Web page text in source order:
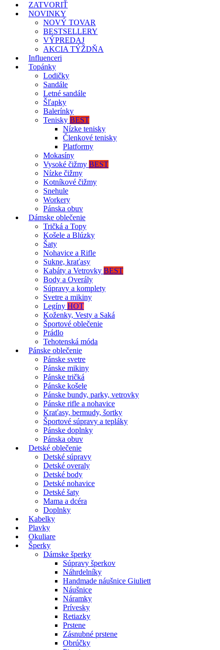
ZATVORIŤ
NOVINKY
NOVÝ TOVAR
BESTSELLERY
VÝPREDAJ
AKCIA TÝŽDŇA
Influenceri
Topánky
Lodičky
Sandále
Letné sandále
Šľapky
Balerínky
Tenisky BEST
Nízke tenisky
Členkové tenisky
Platformy
Mokasíny
Vysoké čižmy BEST
Nízke čižmy
Kotníkové čižmy
Snehule
Workery
Pánska obuv
Dámske oblečenie
Tričká a Topy
Košele a Blúzky
Šaty
Nohavice a Rifle
Sukne, kraťasy
Kabáty a Vetrovky BEST
Body a Overály
Súpravy a komplety
Svetre a mikiny
Legíny HOT
Koženky, Vesty a Saká
Športové oblečenie
Prádlo
Tehotenská móda
Pánske oblečenie
Pánske svetre
Pánske mikiny
Pánske tričká
Pánske košele
Pánske bundy, parky, vetrovky
Pánske rifle a nohavice
Kraťasy, bermudy, šortky
Športové súpravy a tepláky
Pánske doplnky
Pánska obuv
Detské oblečenie
Detské súpravy
Detské overaly
Detské body
Detské nohavice
Detské šaty
Mama a dcéra
Doplnky
Kabelky
Plavky
Okuliare
Šperky
Dámske šperky
Súpravy šperkov
Náhrdelníky
Handmade náušnice Giuliett
Náušnice
Náramky
Prívesky
Retiazky
Prstene
Zásnubné prstene
Obrúčky